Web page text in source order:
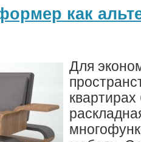
как
Для